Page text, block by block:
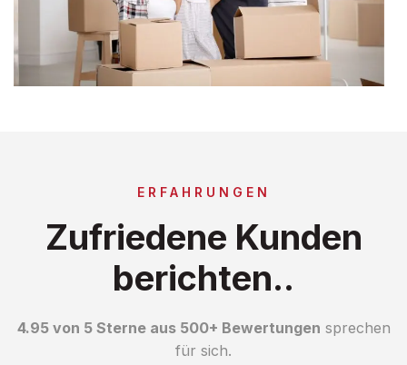
ERFAHRUNGEN
Zufriedene Kunden
berichten..
4.95 von 5 Sterne aus 500+ Bewertungen sprechen
für sich.